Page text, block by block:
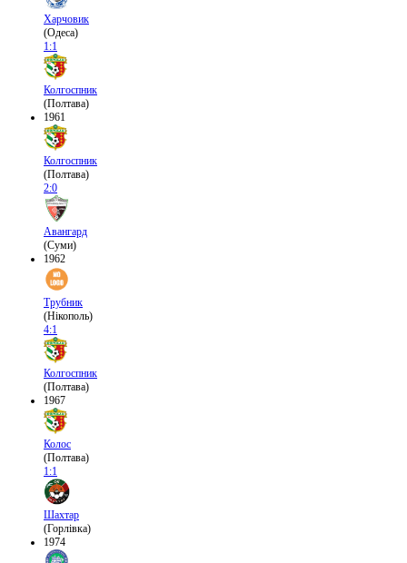
Харчовик
(Одеса)
1:1
Колгоспник
(Полтава)
1961
Колгоспник
(Полтава)
2:0
Авангард
(Суми)
1962
Трубник
(Нікополь)
4:1
Колгоспник
(Полтава)
1967
Колос
(Полтава)
1:1
Шахтар
(Горлівка)
1974